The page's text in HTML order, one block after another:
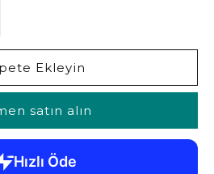
Ekleyin
satın alın